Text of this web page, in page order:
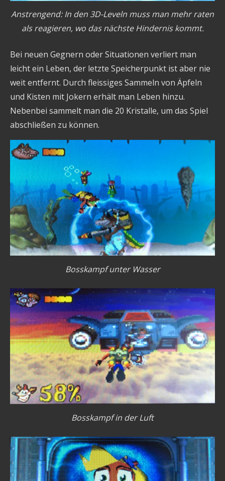
Anstrengend: In den 3D-Leveln muss man mehr raten
als reagieren, wo das nächste Hindernis kommt.
Bei neuen Gegnern oder Situationen verliert man
leicht ein Leben, der letzte Speicherpunkt ist aber nie
weit entfernt. Durch fleissiges Sammeln von Äpfeln
und Kisten mit Jokern erhält man Leben hinzu.
Nebenbei sammelt man die 20 Kristalle, um das Spiel
abschließen zu können.
Bosskampf unter Wasser
Bosskampf in der Luft